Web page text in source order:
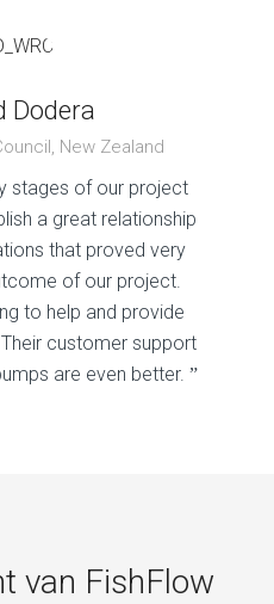
Dodera
New Zealand
stages of our project
a great relationship
that proved very
of our project.
to help and provide
customer support
are even better. ”
van FishFlow